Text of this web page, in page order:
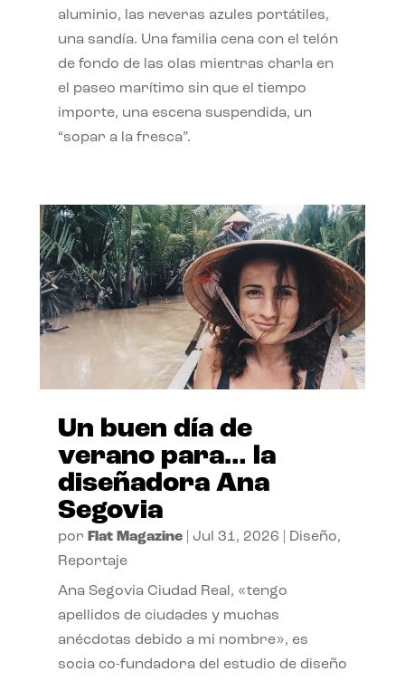
aluminio, las neveras azules portátiles,
una sandía. Una familia cena con el telón
de fondo de las olas mientras charla en
el paseo marítimo sin que el tiempo
importe, una escena suspendida, un
“sopar a la fresca”.
Un buen día de
verano para… la
diseñadora Ana
Segovia
por Flat Magazine| Jul 31, 2026 Diseño,
Reportaje
Ana Segovia Ciudad Real, «tengo
apellidos de ciudades y muchas
anécdotas debido a mi nombre», es
socia co-fundadora del estudio de diseño